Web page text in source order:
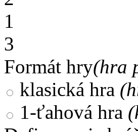
1
3
Formát hry(hra
klasická hra
1-ťahová hra